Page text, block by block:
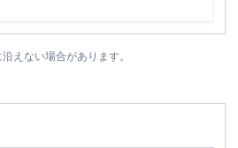
えない場合があります。